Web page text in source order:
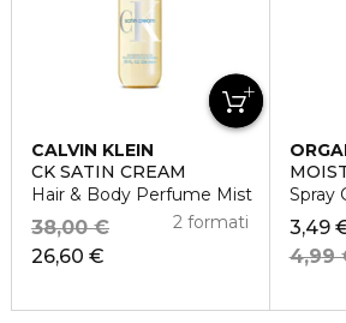
CALVIN KLEIN
CK SATIN CREAM
Hair & Body Perfume Mist
26,60 €
38,00 € 2 formati
Spray
3,49
4,99